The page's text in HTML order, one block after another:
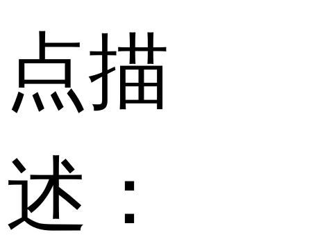
点描
述：